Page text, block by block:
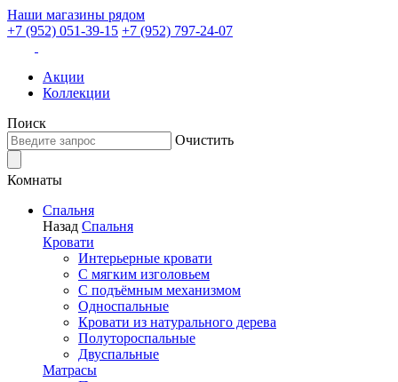
Наши магазины рядом
+7 (952) 051-39-15 +7 (952) 797-24-07
Акции
Коллекции
Поиск
Очистить
Комнаты
Спальня
Назад Спальня
Кровати
Интерьерные кровати
С мягким изголовьем
С подъёмным механизмом
Односпальные
Кровати из натурального дерева
Полутороспальные
Двуспальные
Матрасы